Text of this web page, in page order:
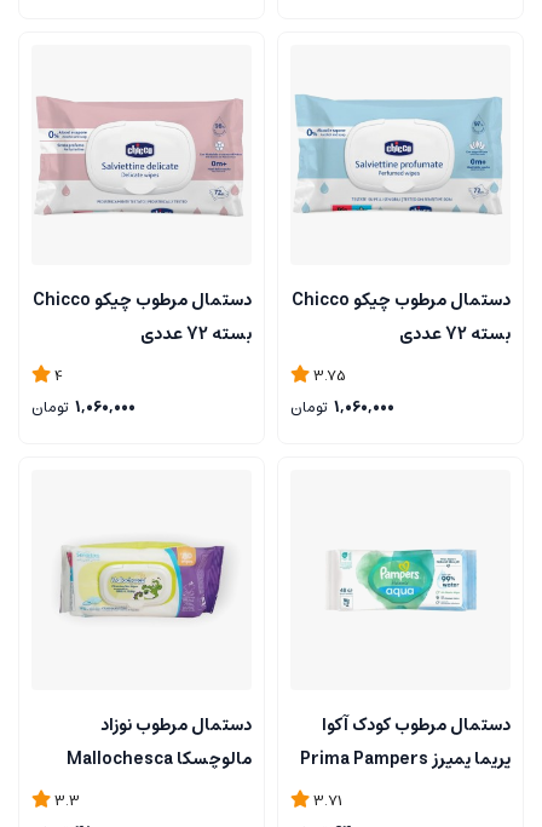
دستمال مرطوب چیکو Chicco
بسته 72 عددی
3.75
1,060,000 تومان
دستمال مرطوب چیکو Chicco
بسته 72 عددی
4
1,060,000 تومان
دستمال مرطوب کودک آکوا
پریما پمپرز Prima Pampers
3.71
دستمال مرطوب نوزاد
مالوچسکا Mallochesca
3.3